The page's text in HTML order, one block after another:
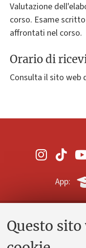
Questo
Valutazione
corso. Esame
affrontati nel corso.
Orario di
Consulta il sito web
App: